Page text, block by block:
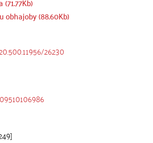
obhajoby (88.60Kb)
26230